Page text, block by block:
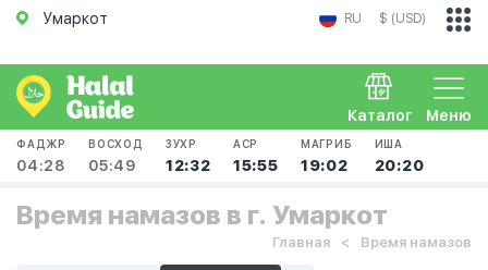
Умаркот RU $ (USD)
Меню
Каталог
ФАДЖР
04:28
ВОСХОД
05:49
ЗУХР
12:32
АСР
15:55
МАГРИБ
19:02
ИША
20:20
Время намазов в г. Умаркот
Главная Время намазов